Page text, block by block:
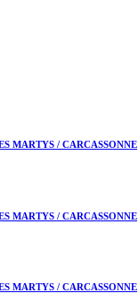
MARTYS / CARCASSONNE
MARTYS / CARCASSONNE
MARTYS / CARCASSONNE